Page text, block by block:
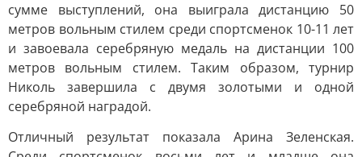
сумме выступлений, она выиграла дистанцию 50
метров вольным стилем среди спортсменок 10-11 лет
и завоевала серебряную медаль на дистанции 100
метров вольным стилем. Таким образом, турнир
Николь завершила с двумя золотыми и одной
серебряной наградой.
Отличный результат показала Арина Зеленская.